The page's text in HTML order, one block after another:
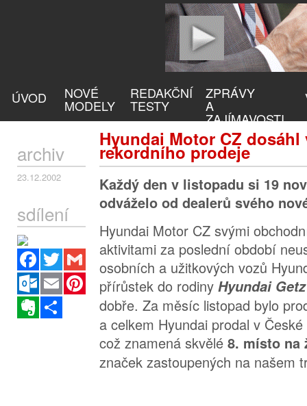
ÚVOD NOVÉ
MODELY
REDAKČNÍ
TESTY
ZPRÁVY
A
ZAJÍMAVOSTI
Hyundai Motor CZ
rekordního prodeje
archiv
23.12.2002
sdílení
Facebook
Twitter
Gmail
Outlook.com
Email
Pinterest
Evernote
Každý den v listopadu si 19
odváželo od dealerů svého
Hyundai Motor CZ svými
aktivitami za poslední období
osobních a užitkových vozů
přírůstek do rodiny Hyundai
dobře. Za měsíc listopad bylo
a celkem Hyundai prodal v
což znamená skvělé 8. místo
značek zastoupených na našem